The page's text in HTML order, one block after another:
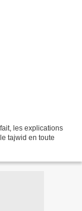
les explications
tajwid en toute